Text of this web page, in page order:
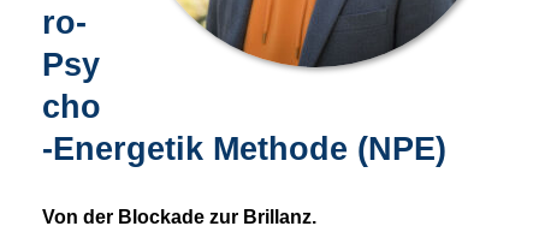
ro-
Psy
cho
-Energetik Methode (NPE)
Von der Blockade zur Brillanz.